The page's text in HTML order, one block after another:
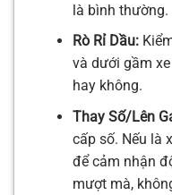
là bình thường.
Rò Rỉ Dầu:
và dưới gầm
hay không.
Thay Số/Lên
cấp số. Nếu là
để cảm nhận
mượt mà,